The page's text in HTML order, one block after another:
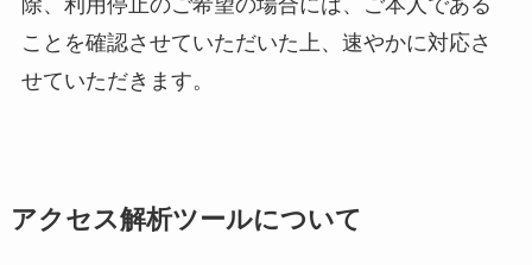
除、利用停止のご希望の場合には、ご本人である
ことを確認させていただいた上、速やかに対応さ
せていただきます。
アクセス解析ツールについて